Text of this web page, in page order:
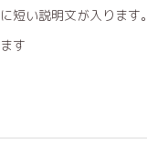
短い説明文が入りま
す